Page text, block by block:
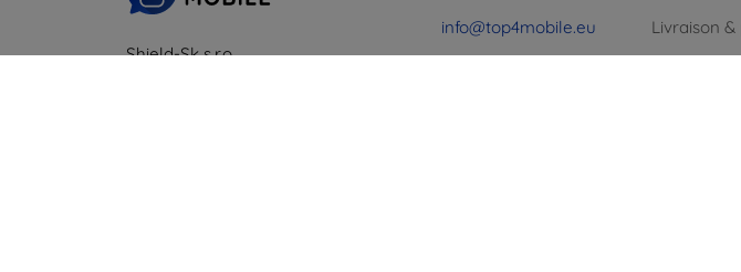
Shield-Sk s.r.o.
info@top4mobile.eu
Livraison